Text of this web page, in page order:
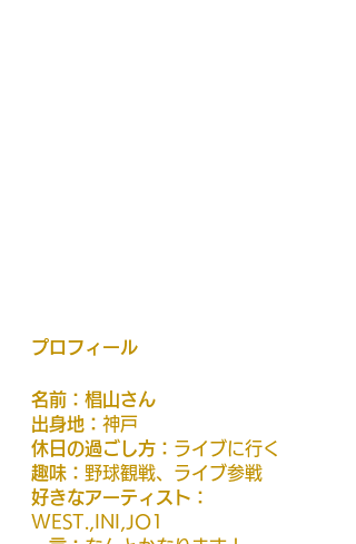
プロフィール
名前：椙山さん
出身地： 神戸
休日の過ごし方： ライブに行く
趣味： 野球観戦、ライブ参戦
好きなアーティスト：
WEST.,INI,JO1